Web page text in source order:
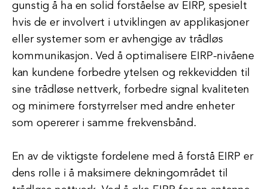
gunstig å ha en solid forståelse av EIRP, spesielt
hvis de er involvert i utviklingen av applikasjoner
eller systemer som er avhengige av trådløs
kommunikasjon. Ved å optimalisere EIRP-nivåene
kan kundene forbedre ytelsen og rekkevidden til
sine trådløse nettverk, forbedre signal kvaliteten
og minimere forstyrrelser med andre enheter
som opererer i samme frekvensbånd.
En av de viktigste fordelene med å forstå EIRP er
dens rolle i å maksimere dekningområdet til